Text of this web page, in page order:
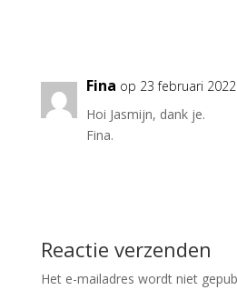
Fina op 23 februari
Hoi Jasmijn, dank je.
Fina.
Reactie verzenden
Het e-mailadres wordt niet